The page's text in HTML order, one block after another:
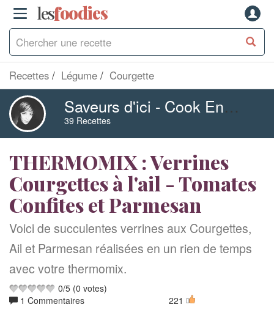
lesfoodies
Recettes Légume Courgette
Saveurs d'ici - Cook Enjoy
39 Recettes
THERMOMIX : Verrines
Courgettes à l'ail - Tomates
Confites et Parmesan
Voici de succulentes verrines aux Courgettes,
Ail et Parmesan réalisées en un rien de temps
avec votre thermomix.
0/5 (0 votes)
1 Commentaires
221